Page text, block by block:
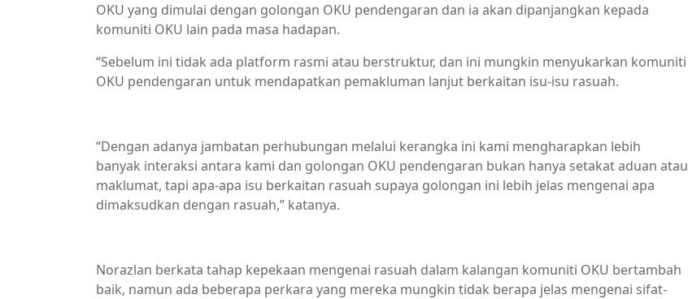
OKU yang dimulai dengan golongan OKU pendengaran dan ia akan dipanjangkan kepada
komuniti OKU lain pada masa hadapan.
“Sebelum ini tidak ada platform rasmi atau berstruktur, dan ini mungkin menyukarkan komuniti
OKU pendengaran untuk mendapatkan pemakluman lanjut berkaitan isu-isu rasuah.
“Dengan adanya jambatan perhubungan melalui kerangka ini kami mengharapkan lebih
banyak interaksi antara kami dan golongan OKU pendengaran bukan hanya setakat aduan atau
maklumat, tapi apa-apa isu berkaitan rasuah supaya golongan ini lebih jelas mengenai apa
dimaksudkan dengan rasuah,” katanya.
Norazlan berkata tahap kepekaan mengenai rasuah dalam kalangan komuniti OKU bertambah
baik, namun ada beberapa perkara yang mereka mungkin tidak berapa jelas mengenai sifat-